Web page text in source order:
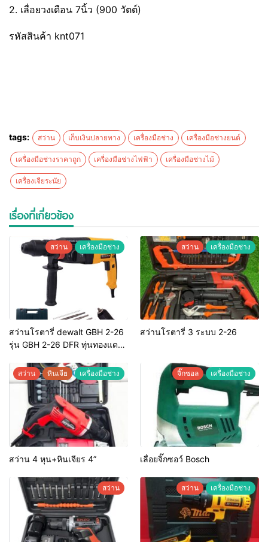
2. เลื่อยวงเดือน 7นิ้ว (900 วัตต์)
รหัสสินค้า knt071
tags: สว่าน เก็บเงินปลายทาง เครื่องมือช่าง เครื่องมือช่างยนต์
เครื่องมือช่างราคาถูก เครื่องมือช่างไฟฟ้า เครื่องมือช่างไม้
เครื่องเจียระนัย
เรื่องที่เกี่ยวข้อง
สว่าน เครื่องมือช่าง
สว่านโรตารี่ dewalt GBH 2-26
รุ่น GBH 2-26 DFR ทุ่นทองแดง
สว่าน เครื่องมือช่าง
สว่านโรตารี่ 3 ระบบ 2-26
สว่าน หินเจีย เครื่องมือช่าง
สว่าน 4 หุน+หินเจียร 4”
จิ๊กซอล เครื่องมือช่าง
เลื่อยจิ๊กซอว์ Bosch
สว่าน สว่าน เครื่องมือช่าง